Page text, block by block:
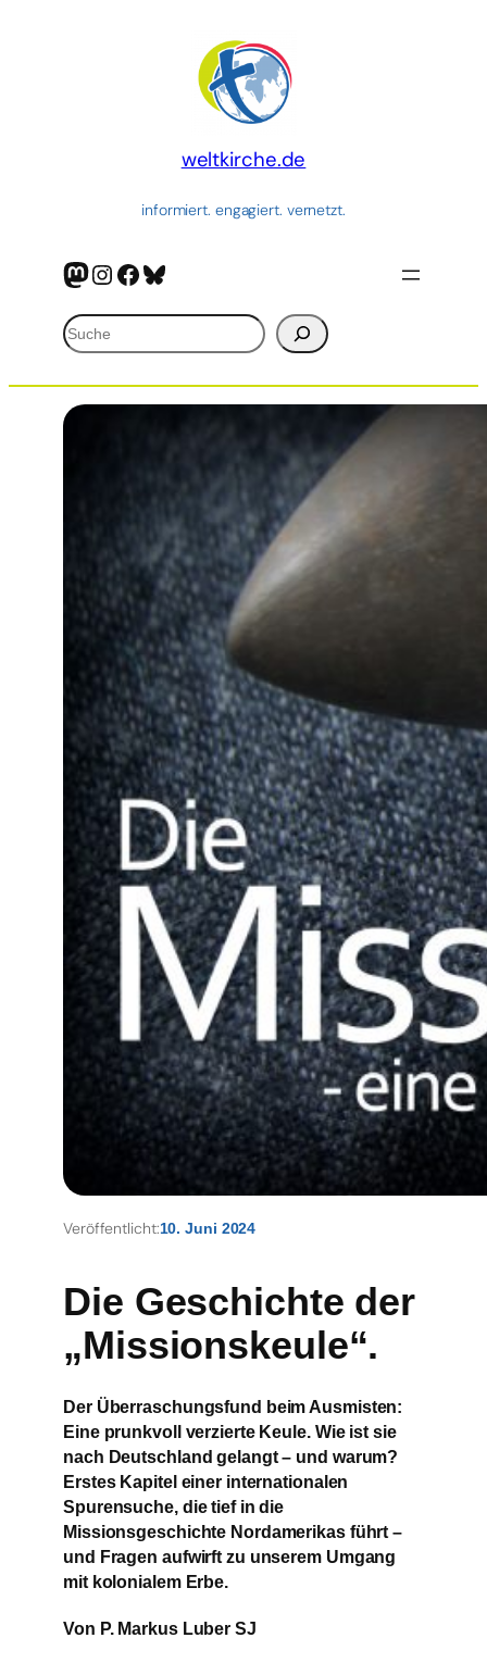
weltkirche.de
informiert. engagiert. vernetzt.
Mastodon
Instagram
Facebook
Bluesky
Suchen
Veröffentlicht:10. Juni 2024
Die Geschichte der
„Missionskeule“.
Der Überraschungsfund beim Ausmisten:
Eine prunkvoll verzierte Keule. Wie ist sie
nach Deutschland gelangt – und warum?
Erstes Kapitel einer internationalen
Spurensuche, die tief in die
Missionsgeschichte Nordamerikas führt –
und Fragen aufwirft zu unserem Umgang
mit kolonialem Erbe.
Von P. Markus Luber SJ